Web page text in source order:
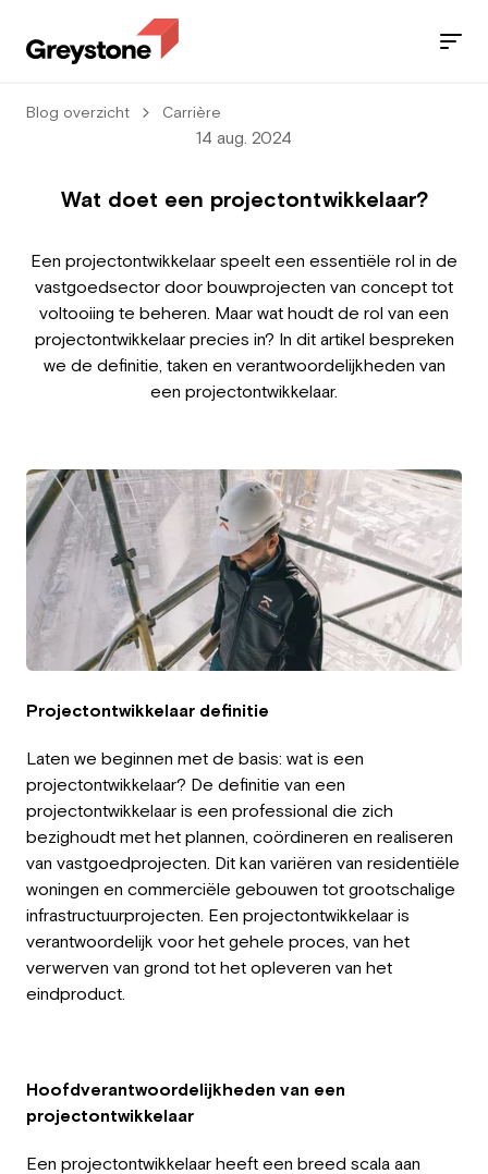
Werkgever
Werken bij Greystone
Over ons
Team
NL
Jobs
Blog
Contact
Blog overzicht Carrière
14 aug. 2024
Wat doet een projectontwikkelaar?
Een projectontwikkelaar speelt een essentiële rol in de
vastgoedsector door bouwprojecten van concept tot
voltooiing te beheren. Maar wat houdt de rol van een
projectontwikkelaar precies in? In dit artikel bespreken
we de definitie, taken en verantwoordelijkheden van
een projectontwikkelaar.
Projectontwikkelaar definitie
Laten we beginnen met de basis: wat is een
projectontwikkelaar? De definitie van een
projectontwikkelaar is een professional die zich
bezighoudt met het plannen, coördineren en realiseren
van vastgoedprojecten. Dit kan variëren van residentiële
woningen en commerciële gebouwen tot grootschalige
infrastructuurprojecten. Een projectontwikkelaar is
verantwoordelijk voor het gehele proces, van het
verwerven van grond tot het opleveren van het
eindproduct.
Hoofdverantwoordelijkheden van een
projectontwikkelaar
Een projectontwikkelaar heeft een breed scala aan